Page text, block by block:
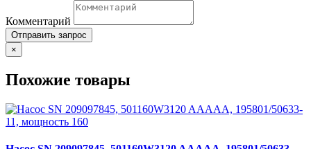
Комментарий
Отправить запрос
×
Похожие товары